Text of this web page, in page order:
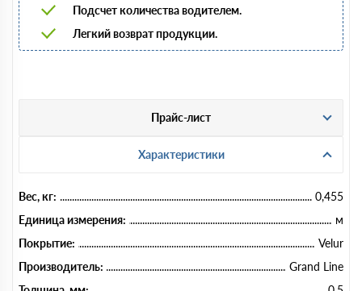
Подсчет количества водителем.
Легкий возврат продукции.
Прайс-лист
Характеристики
Вес, кг:
0,455
Единица измерения:
м
Покрытие:
Velur
Производитель:
Grand Line